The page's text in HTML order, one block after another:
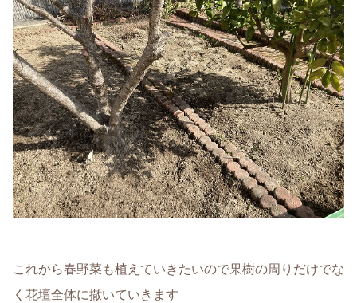
これから春野菜も植えていきたいので果樹の周りだけでな
く花壇全体に撒いていきます